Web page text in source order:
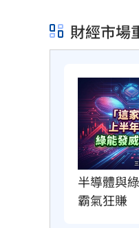
財經市場
半導體與
霸氣狂賺